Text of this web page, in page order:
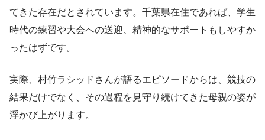
てきた存在だとされています。千葉県在住であれば、学生
時代の練習や大会への送迎、精神的なサポートもしやすか
ったはずです。
実際、村竹ラシッドさんが語るエピソードからは、競技の
結果だけでなく、その過程を見守り続けてきた母親の姿が
浮かび上がります。